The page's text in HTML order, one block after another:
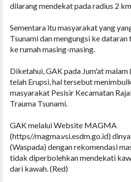
dilarang mendekat pada radius 2
Sementara itu masyarakat yang
Tsunami dan mengungsi ke
ke rumah masing-masing.
Diketahui, GAK pada Jum'at
telah Erupsi, hal tersebut
masyarakat Pesisir Kecamatan
Trauma Tsunami.
GAK melalui Website MAGMA
(https//magma.vsi.esdm.go.id)
(Waspada) dengan rekomendasi
tidak diperbolehkan mendekati
dari kawah. (Red)